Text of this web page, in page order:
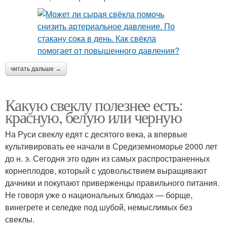
читать дальше →
Какую свеклу полезнее есть:
красную, белую или черную
На Руси свеклу едят с десятого века, а впервые
культивировать ее начали в Средиземноморье 2000 лет
до н. э. Сегодня это один из самых распространенных
корнеплодов, который с удовольствием выращивают
дачники и покупают приверженцы правильного питания.
Не говоря уже о национальных блюдах — борще,
винегрете и селедке под шубой, немыслимых без
свеклы.